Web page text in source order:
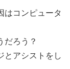
はコンピュータ
だろう？
とアシストをし